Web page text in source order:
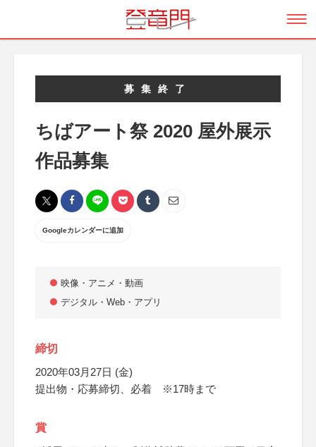
募集終了
ちばアート祭 2020 屋外展示
作品募集
Googleカレンダーに追加
映像・アニメ・動画
デジタル・Web・アプリ
締切
2020年03月27日 (金)
提出物・応募締切、必着 ※17時まで
賞